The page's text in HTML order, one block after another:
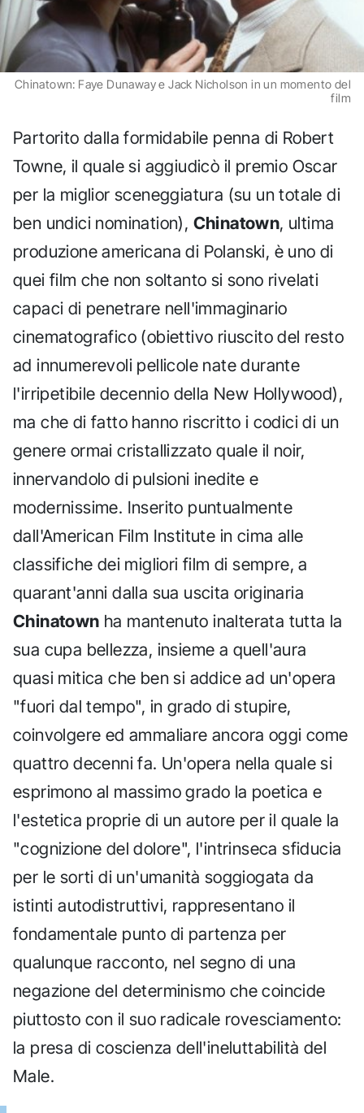
Chinatown: Faye Dunaway e Jack Nicholson in un momento del
film
Partorito dalla formidabile penna di Robert
Towne, il quale si aggiudicò il premio Oscar
per la miglior sceneggiatura (su un totale di
ben undici nomination), Chinatown, ultima
produzione americana di Polanski, è uno di
quei film che non soltanto si sono rivelati
capaci di penetrare nell'immaginario
cinematografico (obiettivo riuscito del resto
ad innumerevoli pellicole nate durante
l'irripetibile decennio della New Hollywood),
ma che di fatto hanno riscritto i codici di un
genere ormai cristallizzato quale il noir,
innervandolo di pulsioni inedite e
modernissime. Inserito puntualmente
dall'American Film Institute in cima alle
classifiche dei migliori film di sempre, a
quarant'anni dalla sua uscita originaria
Chinatown ha mantenuto inalterata tutta la
sua cupa bellezza, insieme a quell'aura
quasi mitica che ben si addice ad un'opera
"fuori dal tempo", in grado di stupire,
coinvolgere ed ammaliare ancora oggi come
quattro decenni fa. Un'opera nella quale si
esprimono al massimo grado la poetica e
l'estetica proprie di un autore per il quale la
"cognizione del dolore", l'intrinseca sfiducia
per le sorti di un'umanità soggiogata da
istinti autodistruttivi, rappresentano il
fondamentale punto di partenza per
qualunque racconto, nel segno di una
negazione del determinismo che coincide
piuttosto con il suo radicale rovesciamento:
la presa di coscienza dell'ineluttabilità del
Male.